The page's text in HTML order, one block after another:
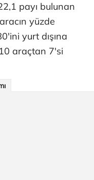
payı bulunan
yüzde
yurt dışına
araçtan 7'si